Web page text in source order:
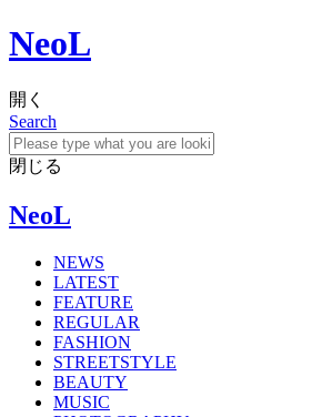
NeoL
開く
Search
閉じる
NeoL
NEWS
LATEST
FEATURE
REGULAR
FASHION
STREETSTYLE
BEAUTY
MUSIC